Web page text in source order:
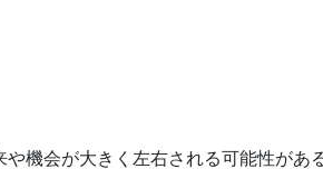
機会が大きく左右される可能性がある